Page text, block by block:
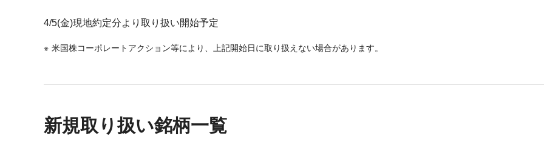
4/5(金)現地約定分より取り扱い開始予定
米国株コーポレートアクション等により、上記開始日に取り扱えない場合があります。
新規取り扱い銘柄一覧